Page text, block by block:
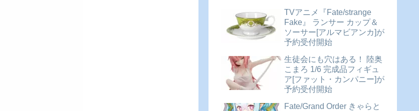
TVアニメ『Fate/strange
Fake』 ランサー カップ＆
ソーサー[アルマビアンカ]が
予約受付開始
生徒会にも穴はある！ 陸奥
こまろ 1/6 完成品フィギュ
ア[ファット・カンパニー]が
予約受付開始
Fate/Grand Order きゃらと